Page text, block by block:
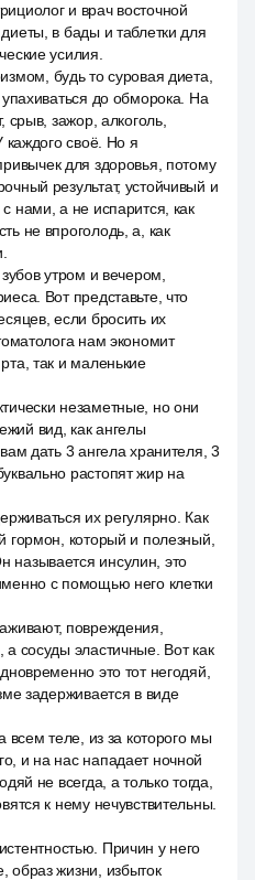
и врач восточной
в бады и таблетки для
усилия.
будь то суровая диета,
до обморока. На
срыв, зажор, алкоголь,
каждого своё. Но я
для здоровья, потому
результат, устойчивый и
нами, а не испарится, как
не впроголодь, а, как
утром и вечером,
Вот представьте, что
если бросить их
нам экономит
так и маленькие
незаметные, но они
вид, как ангелы
дать 3 ангела хранителя, 3
растопят жир на
их регулярно. Как
гормон, который и полезный,
называется инсулин, это
с помощью него клетки
повреждения,
а сосуды эластичные. Вот как
это тот негодяй,
задерживается в виде
всем теле, из за которого мы
и на нас нападает ночной
не всегда, а только тогда,
к нему нечувствительны.
Причин у него
образ жизни, избыток